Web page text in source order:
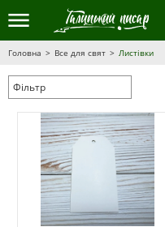
Головна Все для свят Листівки
Фільтр